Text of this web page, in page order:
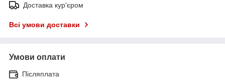
Доставка кур'єром
Всі умови доставки
Умови оплати
Післяплата